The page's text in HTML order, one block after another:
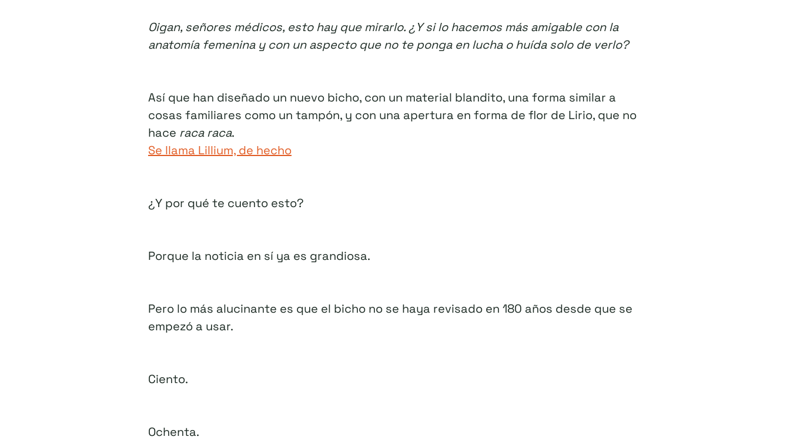
Oigan, señores médicos, esto hay que mirarlo. ¿Y si lo hacemos más amigable con la
anatomía femenina y con un aspecto que no te ponga en lucha o huída solo de verlo?
Así que han diseñado un nuevo bicho, con un material blandito, una forma similar a
cosas familiares como un tampón, y con una apertura en forma de flor de Lirio, que no
hace raca raca.
Se llama Lillium, de hecho
¿Y por qué te cuento esto?
Porque la noticia en sí ya es grandiosa.
Pero lo más alucinante es que el bicho no se haya revisado en 180 años desde que se
empezó a usar.
Ciento.
Ochenta.